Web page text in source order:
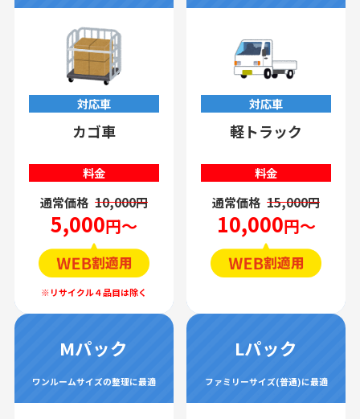
対応車
カゴ車
料金
通常価格 10,000円
5,000円～
対応車
軽トラック
料金
通常価格 15,000円
10,000円～
Mパック
ワンルームサイズの整理に最適
Lパック
ファミリーサイズ(普通)に最適